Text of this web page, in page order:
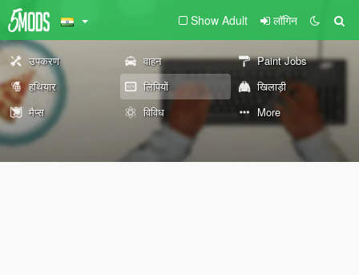
Show Adult लॉगिन
उपकरण वाहन
Paint Jobs
हथियार
लिपियों
खिलाड़ी
मैप्स
विविध More